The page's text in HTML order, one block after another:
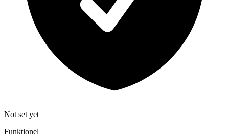
Not set yet
Funktionel